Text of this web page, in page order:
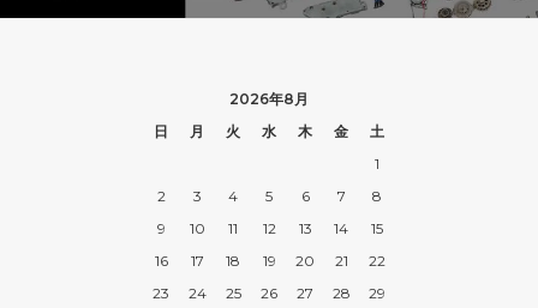
2026年8月
日
月 火 水 木 金
土
1
2
3 4 5 6 7
8
9
10 11 12 13 14
15
16
17 18 19 20 21
22
23
24 25 26 27 28
29